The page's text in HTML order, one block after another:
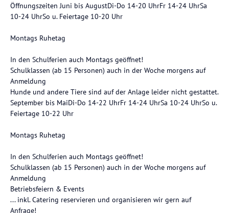
Öffnungszeiten Juni bis AugustDi-Do 14-20 UhrFr 14-24 UhrSa
10-24 UhrSo u. Feiertage 10-20 Uhr
Montags Ruhetag
In den Schulferien auch Montags geöffnet!
Schulklassen (ab 15 Personen) auch in der Woche morgens auf
Anmeldung
Hunde und andere Tiere sind auf der Anlage leider nicht gestattet.
September bis MaiDi-Do 14-22 UhrFr 14-24 UhrSa 10-24 UhrSo u.
Feiertage 10-22 Uhr
Montags Ruhetag
In den Schulferien auch Montags geöffnet!
Schulklassen (ab 15 Personen) auch in der Woche morgens auf
Anmeldung
Betriebsfeiern & Events
... inkl. Catering reservieren und organisieren wir gern auf
Anfrage!